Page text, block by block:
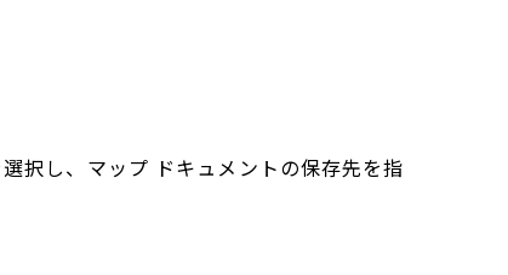
択し、マップ ドキュメントの保存先を指